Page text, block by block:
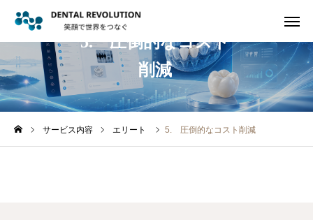
5. 圧倒的なコスト
削減
サービス内容 エリート 5. 圧倒的なコスト削減
無料登録
AUN
PR動画
AUN
説明動画
お問い合わせ